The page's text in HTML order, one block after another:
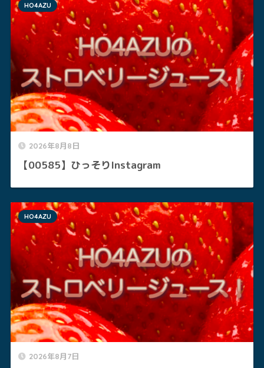
2026年8月8日
【00585】ひっそりInstagram
HO4AZU
2026年8月7日
HO4AZU